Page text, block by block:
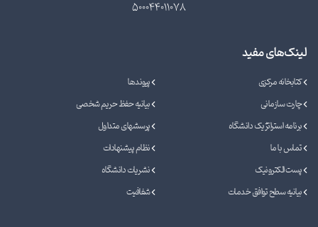
500044011078
لینک‌های مفید
کتابخانه مرکزی
پیوندها
چارت سازمانی
بیانیه حفظ حریم شخصی
برنامه استراتژیک دانشگاه
پرسشهای متداول
تماس با ما
نظام پیشنهادات
پست الکترونیک
نشریات دانشگاه
بیانیه سطح توافق خدمات
شفافیت